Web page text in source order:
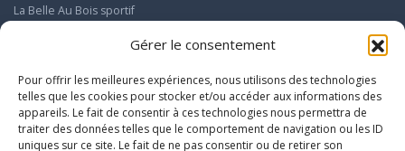
Gérer le consentement
Pour offrir les meilleures expériences, nous utilisons des technologies
telles que les cookies pour stocker et/ou accéder aux informations des
appareils. Le fait de consentir à ces technologies nous permettra de
traiter des données telles que le comportement de navigation ou les ID
uniques sur ce site. Le fait de ne pas consentir ou de retirer son
La Belle Au Bois sportif
INFOS
Infos pratiques
Mentions légales
Politique de confidentialité